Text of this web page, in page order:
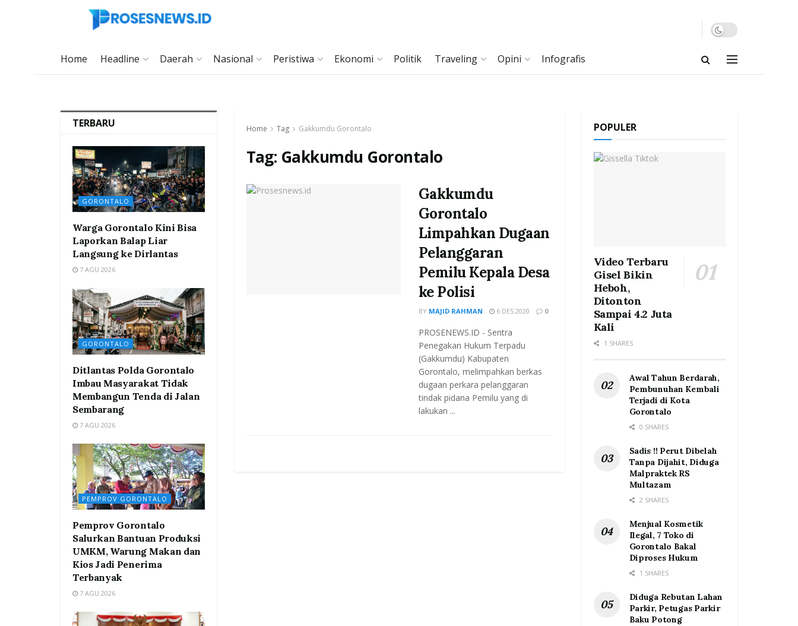
Home Headline Daerah Nasional Peristiwa Ekonomi Politik Traveling Opini Infografis
Home Tag Gakkumdu Gorontalo
Tag: Gakkumdu Gorontalo
Gakkumdu
Gorontalo
Limpahkan Dugaan
Pelanggaran
Pemilu Kepala Desa
ke Polisi
BY MAJID RAHMAN 6 DES 2020 0
PROSENEWS.ID - Sentra
Penegakan Hukum Terpadu
(Gakkumdu) Kabupaten
Gorontalo, melimpahkan berkas
dugaan perkara pelanggaran
tindak pidana Pemilu yang di
lakukan ...
TERBARU
GORONTALO
Warga Gorontalo Kini Bisa
Laporkan Balap Liar
Langsung ke Dirlantas
7 AGU 2026
GORONTALO
Ditlantas Polda Gorontalo
Imbau Masyarakat Tidak
Membangun Tenda di Jalan
Sembarang
7 AGU 2026
PEMPROV GORONTALO
Pemprov Gorontalo
Salurkan Bantuan Produksi
UMKM, Warung Makan dan
Kios Jadi Penerima
Terbanyak
7 AGU 2026
POPULER
Video Terbaru
Gisel Bikin
Heboh,
Ditonton
Sampai 4.2 Juta
Kali
1 SHARES
Awal Tahun Berdarah,
Pembunuhan Kembali
Terjadi di Kota
Gorontalo
0 SHARES
Sadis !! Perut Dibelah
Tanpa Dijahit, Diduga
Malpraktek RS
Multazam
2 SHARES
Menjual Kosmetik
Ilegal, 7 Toko di
Gorontalo Bakal
Diproses Hukum
1 SHARES
Diduga Rebutan Lahan
Parkir, Petugas Parkir
Baku Potong